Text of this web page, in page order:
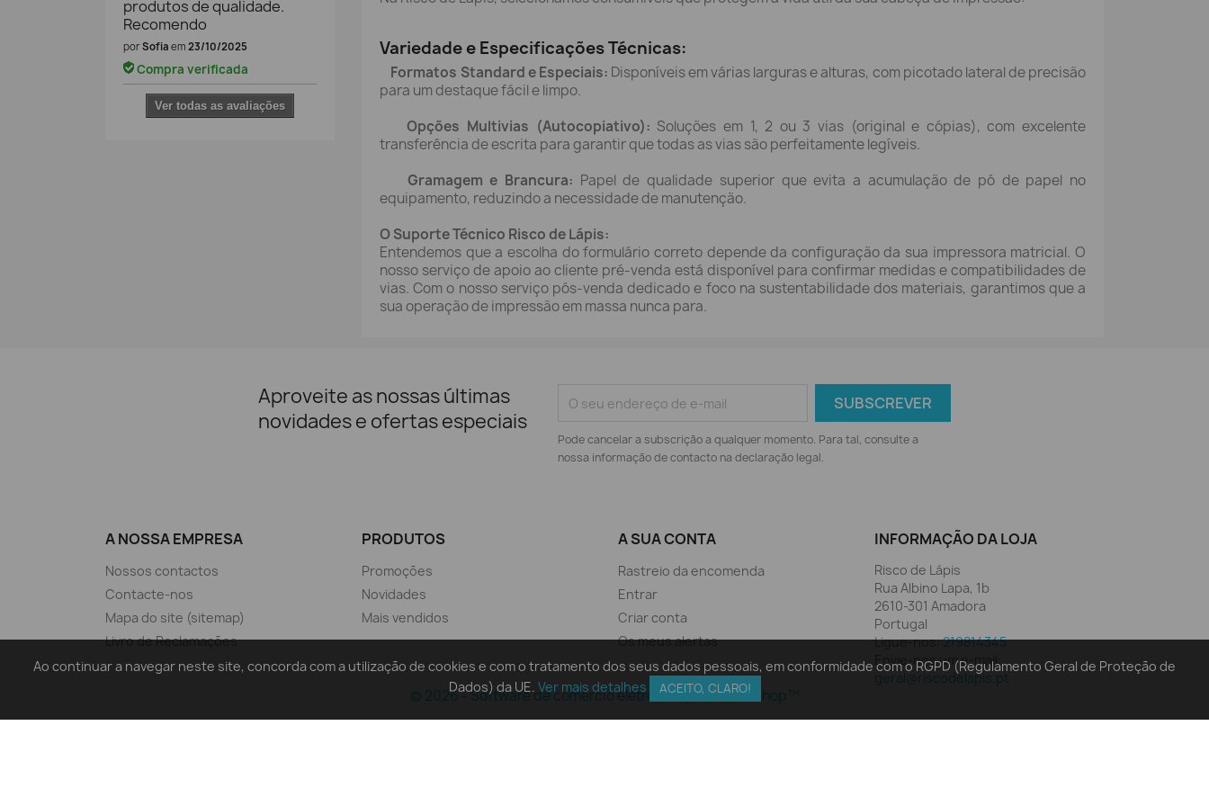
produtos de qualidade.
Recomendo
porSofia em 23/10/2025
Compra verificada
Ver todas as avaliações
Variedade e Especificações Técnicas:
Formatos Standard e Especiais: Disponíveis em várias larguras e alturas, com picotado lateral de precisão
para um destaque fácil e limpo.
Opções Multivias (Autocopiativo): Soluções em 1, 2 ou 3 vias (original e cópias), com excelente
transferência de escrita para garantir que todas as vias são perfeitamente legíveis.
Gramagem e Brancura: Papel de qualidade superior que evita a acumulação de pó de papel no
equipamento, reduzindo a necessidade de manutenção.
O Suporte Técnico Risco de Lápis:
Entendemos que a escolha do formulário correto depende da configuração da sua impressora matricial. O
nosso serviço de apoio ao cliente pré-venda está disponível para confirmar medidas e compatibilidades de
vias. Com o nosso serviço pós-venda dedicado e foco na sustentabilidade dos materiais, garantimos que a
sua operação de impressão em massa nunca para.
Aproveite as nossas últimas
novidades e ofertas especiais
Pode cancelar a subscrição a qualquer momento. Para tal, consulte a
nossa informação de contacto na declaração legal.
A NOSSA EMPRESA
Nossos contactos
Contacte-nos
Mapa do site (sitemap)
Livro de Reclamações
PRODUTOS
Promoções
Novidades
Mais vendidos
A SUA CONTA
Rastreio da encomenda
Entrar
Criar conta
Os meus alertas
INFORMAÇÃO DA LOJA
Risco de Lápis
Rua Albino Lapa, 1b
2610-301 Amadora
Portugal
Ligue-nos:219814345
Envie-nos um e-mail:
geral@riscodelapis.pt
Ao continuar a navegar neste site, concorda com a utilização de cookies e com o tratamento dos seus dados pessoais, em conformidade com o RGPD (Regulamento Geral de Proteção de
Dados) da UE. Ver mais detalhes ACEITO, CLARO!
© 2026 - Software de comércio eletrónico por PrestaShop™